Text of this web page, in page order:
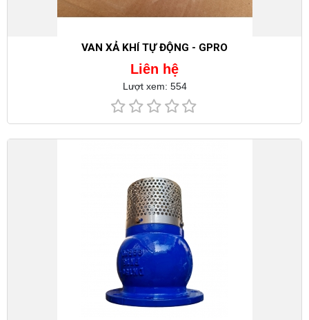
VAN XẢ KHÍ TỰ ĐỘNG - GPRO
Liên hệ
Lượt xem: 554